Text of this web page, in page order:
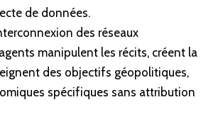
de données.
des réseaux
manipulent les récits, créent la
des objectifs géopolitiques,
spécifiques sans attribution